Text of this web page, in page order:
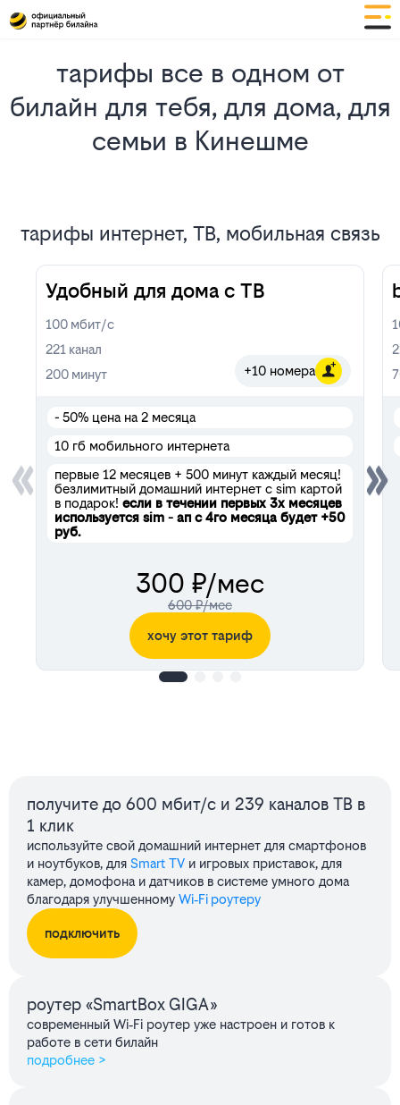
тарифы все в одном от
билайн для тебя, для дома, для
семьи в Кинешме
тарифы интернет, ТВ, мобильная связь
Удобный для дома с ТВ
100 мбит/с
221 канал
200 минут +10 номера
- 50% цена на 2 месяца
10 гб мобильного интернета
первые 12 месяцев + 500 минут каждый месяц!
безлимитный домашний интернет с sim картой
в подарок! если в течении первых 3х месяцев
используется sim - ап с 4го месяца будет +50
руб.
300 ₽/мес
600 ₽/мес
хочу этот тариф
Сервисы
получите до 600 мбит/с и 239 каналов ТВ в
1 клик
используйте свой домашний интернет для смартфонов
и ноутбуков, для Smart TV и игровых приставок, для
камер, домофона и датчиков в системе умного дома
благодаря улучшенному Wi‑Fi роутеру
подключить
роутер «SmartBox GIGA»
современный Wi‑Fi роутер уже настроен и готов к
работе в сети билайн
подробнее >